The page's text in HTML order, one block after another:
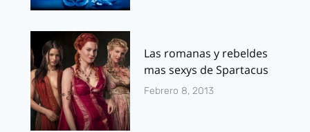
Las romanas y rebeldes
mas sexys de Spartacus
Febrero 8, 2013